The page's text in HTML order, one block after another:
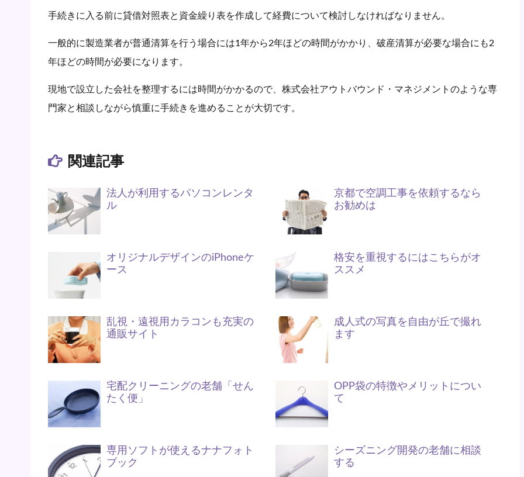
手続きに入る前に貸借対照表と資金繰り表を作成して経費について検討しなければなりません。
一般的に製造業者が普通清算を行う場合には1年から2年ほどの時間がかかり、破産清算が必要な場合にも2
年ほどの時間が必要になります。
現地で設立した会社を整理するには時間がかかるので、株式会社アウトバウンド・マネジメントのような専
門家と相談しながら慎重に手続きを進めることが大切です。
関連記事
法人が利用するパソコンレンタ
ル
京都で空調工事を依頼するなら
お勧めは
オリジナルデザインのiPhoneケ
ース
格安を重視するにはこちらがオ
ススメ
乱視・遠視用カラコンも充実の
通販サイト
成人式の写真を自由が丘で撮れ
ます
宅配クリーニングの老舗「せん
たく便」
OPP袋の特徴やメリットについ
て
専用ソフトが使えるナナフォト
ブック
シーズニング開発の老舗に相談
する